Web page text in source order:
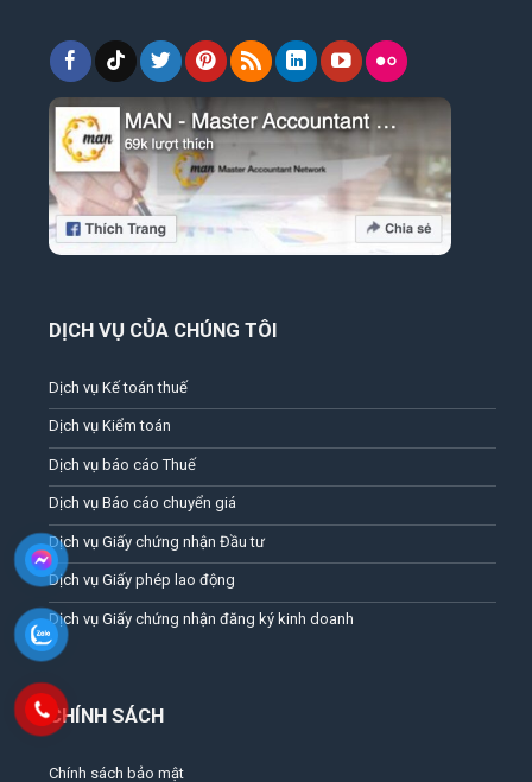
DỊCH VỤ CỦA CHÚNG TÔI
Dịch vụ Kế toán thuế
Dịch vụ Kiểm toán
Dịch vụ báo cáo Thuế
Dịch vụ Báo cáo chuyển giá
Dịch vụ Giấy chứng nhận Đầu tư
Dịch vụ Giấy phép lao động
Dịch vụ Giấy chứng nhận đăng ký kinh doanh
CHÍNH SÁCH
Chính sách bảo mật